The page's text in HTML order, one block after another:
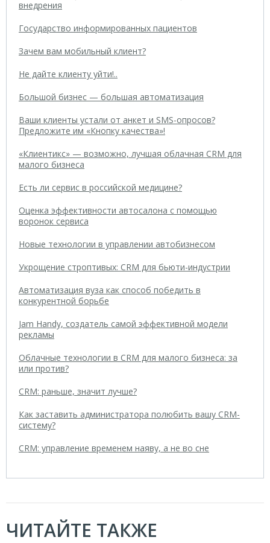
внедрения
Государство информированных пациентов
Зачем вам мобильный клиент?
Не дайте клиенту уйти!..
Большой бизнес — большая автоматизация
Ваши клиенты устали от анкет и SMS-опросов?
Предложите им «Кнопку качества»!
«Клиентикс» — возможно, лучшая облачная CRM для
малого бизнеса
Есть ли сервис в российской медицине?
Оценка эффективности автосалона с помощью
воронок сервиса
Новые технологии в управлении автобизнесом
Укрощение строптивых: CRM для бьюти-индустрии
Автоматизация вуза как способ победить в
конкурентной борьбе
Jam Handy, создатель самой эффективной модели
рекламы
Облачные технологии в CRM для малого бизнеса: за
или против?
CRM: раньше, значит лучше?
Как заставить администратора полюбить вашу CRM-
систему?
CRM: управление временем наяву, а не во сне
ЧИТАЙТЕ ТАКЖЕ